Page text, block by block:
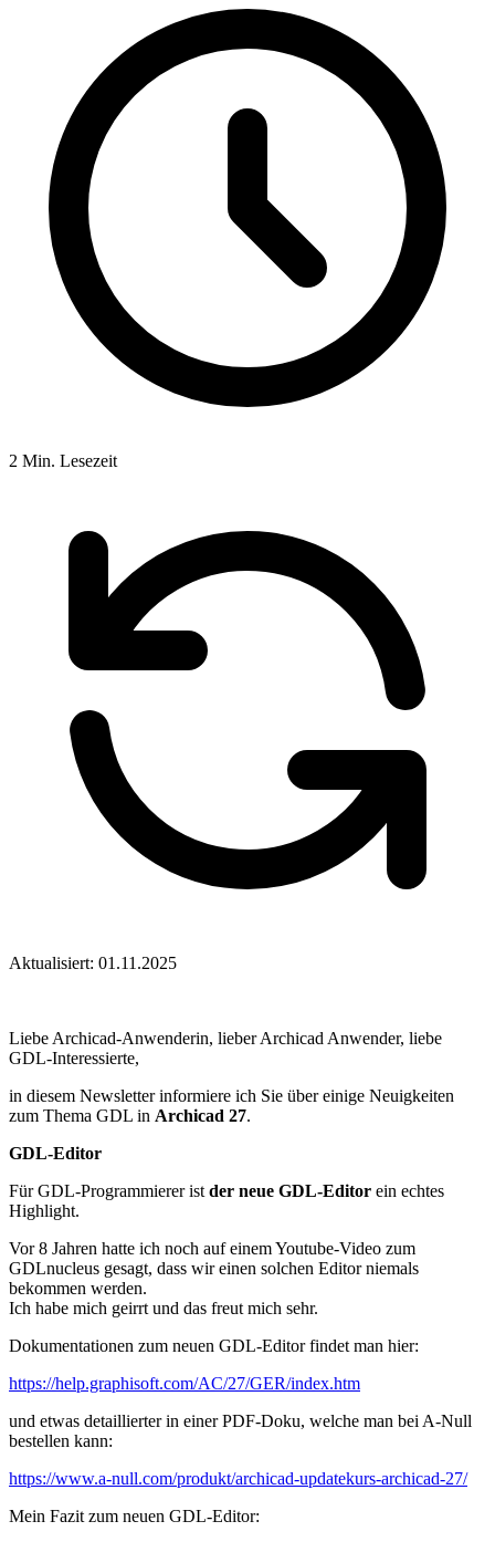
2 Min. Lesezeit
Aktualisiert: 01.11.2025
Liebe Archicad-Anwenderin, lieber Archicad Anwender, liebe
GDL-Interessierte,
in diesem Newsletter informiere ich Sie über einige Neuigkeiten
zum Thema GDL in Archicad 27.
GDL-Editor
Für GDL-Programmierer ist der neue GDL-Editor ein echtes
Highlight.
Vor 8 Jahren hatte ich noch auf einem Youtube-Video zum
GDLnucleus gesagt, dass wir einen solchen Editor niemals
bekommen werden.
Ich habe mich geirrt und das freut mich sehr.
Dokumentationen zum neuen GDL-Editor findet man hier:
https://help.graphisoft.com/AC/27/GER/index.htm
und etwas detaillierter in einer PDF-Doku, welche man bei A-Null
bestellen kann:
https://www.a-null.com/produkt/archicad-updatekurs-archicad-27/
Mein Fazit zum neuen GDL-Editor: